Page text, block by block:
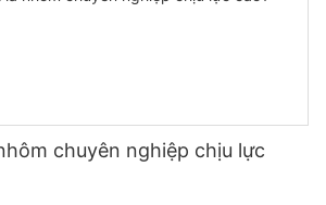
chuyên nghiệp chịu lực